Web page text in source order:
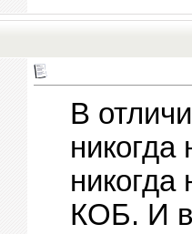
В
КОБ. И в